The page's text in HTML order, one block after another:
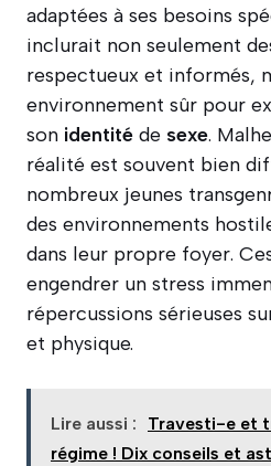
adaptées à ses besoins
inclurait non seulement
respectueux et informés,
environnement sûr pour
son identité de sexe.
réalité est souvent bien
nombreux jeunes
des environnements
dans leur propre foyer.
engendrer un stress
répercussions sérieuses
et physique.
Lire aussi :
Travesti-e et
régime ! Dix conseils et